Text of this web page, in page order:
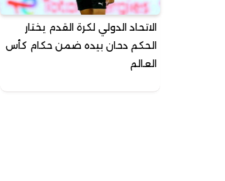
الاتحاد الدولي لكرة القدم يختار
الحكم دحان بيده ضمن حكام كأس
العالم